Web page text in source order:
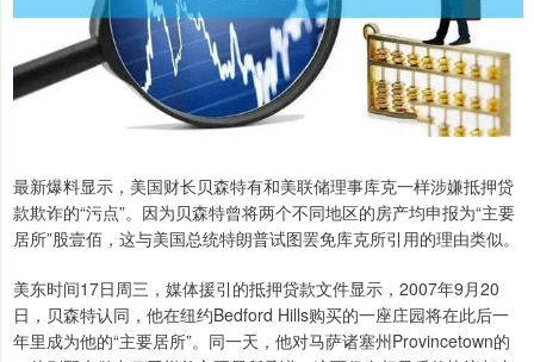
最新爆料显示，美国财长贝森特有和美联储理事库克一样涉嫌抵押贷
款欺诈的“污点”。因为贝森特曾将两个不同地区的房产均申报为“主要
居所”股壹佰，这与美国总统特朗普试图罢免库克所引用的理由类似。
美东时间17日周三，媒体援引的抵押贷款文件显示，2007年9月20
日，贝森特认同，他在纽约Bedford Hills购买的一座庄园将在此后一
年里成为他的“主要居所”。同一天，他对马萨诸塞州Provincetown的